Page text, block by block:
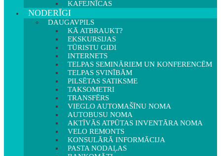
KAFEJNĪCAS
NODERĪGI
DAUGAVPILS
KĀ ATBRAUKT?
EKSKURSIJAS
TŪRISTU GIDI
INTERNETS
TELPAS SEMINĀRIEM UN KONFERENCĒM
TELPAS SVINĪBĀM
PILSĒTAS SATIKSME
TAKSOMETRI
TRANSFĒRS
VIEGLO AUTOMAŠĪNU NOMA
AUTOBUSU NOMA
AKTĪVĀS ATPŪTAS INVENTĀRA NOMA
VELO REMONTS
KONSULĀRĀ INFORMĀCIJA
PASTA NODAĻAS